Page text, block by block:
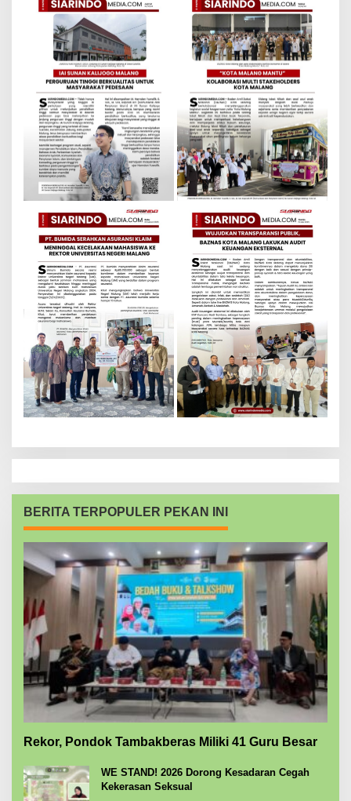
BERITA TERPOPULER PEKAN INI
Rekor, Pondok Tambakberas Miliki 41 Guru Besar
WE STAND! 2026 Dorong Kesadaran Cegah
Kekerasan Seksual